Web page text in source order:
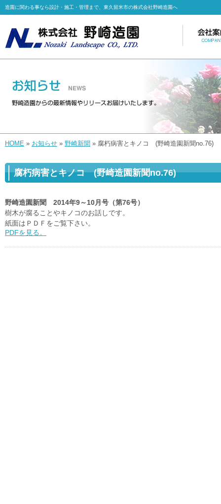
造園に関わる事なら設計・施工・管理まで、東久留米市の株式会社野崎造園へ
HOME » お知らせ » 野崎新聞 » 腐朽病害とキノコ (野崎造園新聞no.76)
腐朽病害とキノコ (野崎造園新聞no.76)
野崎造園新聞 2014年9～10月号（第76号）
樹木が腐ることやキノコのお話しです。
紙面はＰＤＦをご覧下さい。
PDFを見る。